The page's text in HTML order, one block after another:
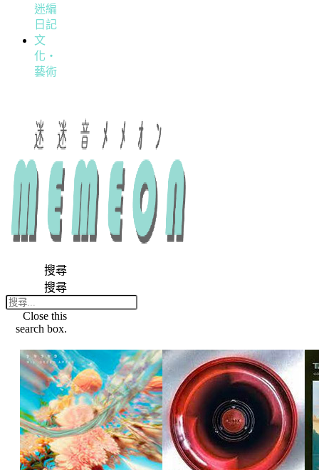
迷編
日記
文
化・
藝術
搜尋
搜尋
Close this
search box.